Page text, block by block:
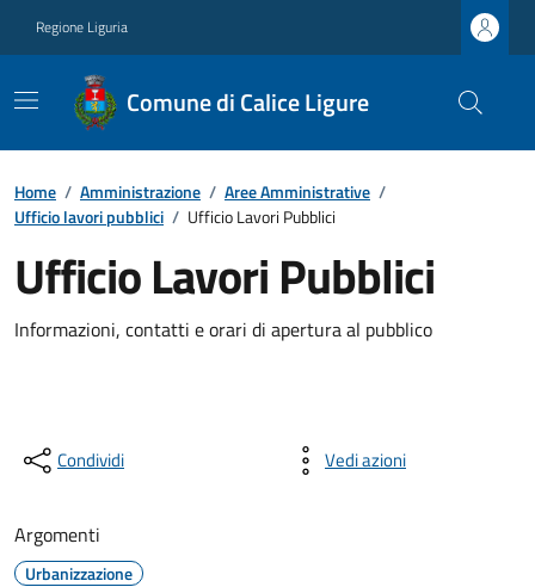
Regione Liguria
Comune di Calice Ligure
Home / Amministrazione / Aree Amministrative /
Ufficio lavori pubblici / Ufficio Lavori Pubblici
Ufficio Lavori Pubblici
Informazioni, contatti e orari di apertura al pubblico
Condividi Vedi azioni
Argomenti
Urbanizzazione